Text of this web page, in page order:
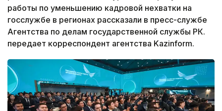
работы по уменьшению кадровой нехватки на
госслужбе в регионах рассказали в пресс-службе
Агентства по делам государственной службы РК.
передает корреспондент агентства Kazinform.